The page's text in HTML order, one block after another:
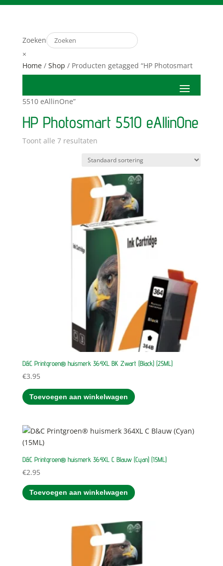
Zoeken
×
Home/ Shop / Producten getagged “HP Photosmart
5510 eAllinOne”
HP Photosmart 5510 eAllinOne
Toont alle 7 resultaten
D&C Printgroen® huismerk 364XL BK Zwart (Black) (25ML)
€3.95
Toevoegen aan winkelwagen
D&C Printgroen® huismerk 364XL C Blauw (Cyan) (15ML)
€2.95
Toevoegen aan winkelwagen